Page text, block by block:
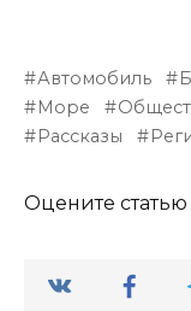
Автомобиль
Море
Рассказы
Оцените статью